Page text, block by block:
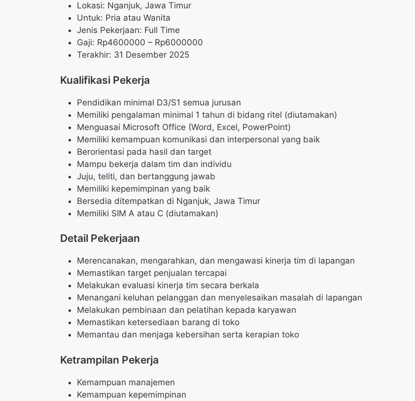
Lokasi: Nganjuk, Jawa Timur
Untuk: Pria atau Wanita
Jenis Pekerjaan: Full Time
Gaji: Rp4600000 – Rp6000000
Terakhir: 31 Desember 2025
Kualifikasi Pekerja
Pendidikan minimal D3/S1 semua jurusan
Memiliki pengalaman minimal 1 tahun di bidang ritel (diutamakan)
Menguasai Microsoft Office (Word, Excel, PowerPoint)
Memiliki kemampuan komunikasi dan interpersonal yang baik
Berorientasi pada hasil dan target
Mampu bekerja dalam tim dan individu
Juju, teliti, dan bertanggung jawab
Memiliki kepemimpinan yang baik
Bersedia ditempatkan di Nganjuk, Jawa Timur
Memiliki SIM A atau C (diutamakan)
Detail Pekerjaan
Merencanakan, mengarahkan, dan mengawasi kinerja tim di lapangan
Memastikan target penjualan tercapai
Melakukan evaluasi kinerja tim secara berkala
Menangani keluhan pelanggan dan menyelesaikan masalah di lapangan
Melakukan pembinaan dan pelatihan kepada karyawan
Memastikan ketersediaan barang di toko
Memantau dan menjaga kebersihan serta kerapian toko
Ketrampilan Pekerja
Kemampuan manajemen
Kemampuan kepemimpinan